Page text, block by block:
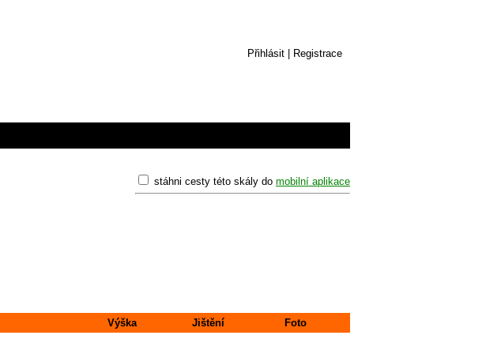
Přihlásit Registrace
stáhni cesty této skály do mobilní aplikace
Výška Jištění
Foto